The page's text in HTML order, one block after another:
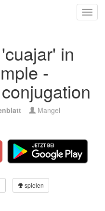
in
-
Mangel
spielen